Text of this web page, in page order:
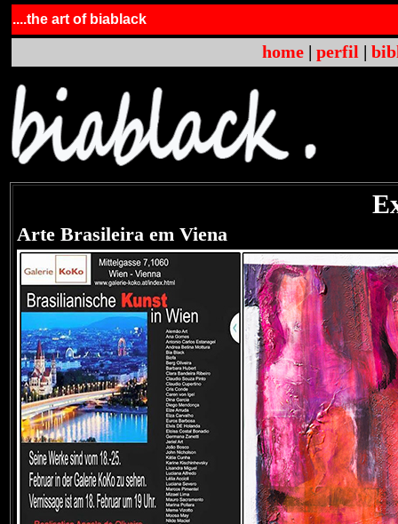
....the art of biablack
home | perfil |
Arte Brasileira em Viena